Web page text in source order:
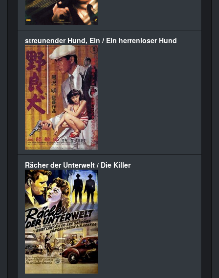
streunender Hund, Ein / Ein herrenloser Hund
Rächer der Unterwelt / Die Killer